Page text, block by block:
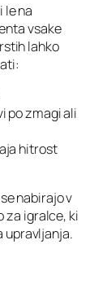
na
vsake
lahko
po zmagi ali
hitrost
nabirajo v
za igralce, ki
upravljanja.